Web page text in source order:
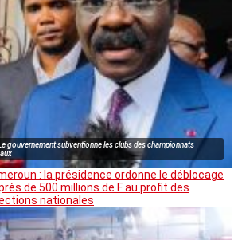
gouvernement subventionne les clubs des championnats
: la présidence ordonne le déblocage
de 500 millions de F au profit des
nationales